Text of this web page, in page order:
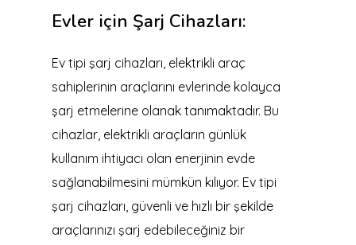
Evler için Şarj Cihazları:
Ev tipi şarj cihazları, elektrikli araç
sahiplerinin araçlarını evlerinde kolayca
şarj etmelerine olanak tanımaktadır. Bu
cihazlar, elektrikli araçların günlük
kullanım ihtiyacı olan enerjinin evde
sağlanabilmesini mümkün kılıyor. Ev tipi
şarj cihazları, güvenli ve hızlı bir şekilde
araçlarınızı şarj edebileceğiniz bir